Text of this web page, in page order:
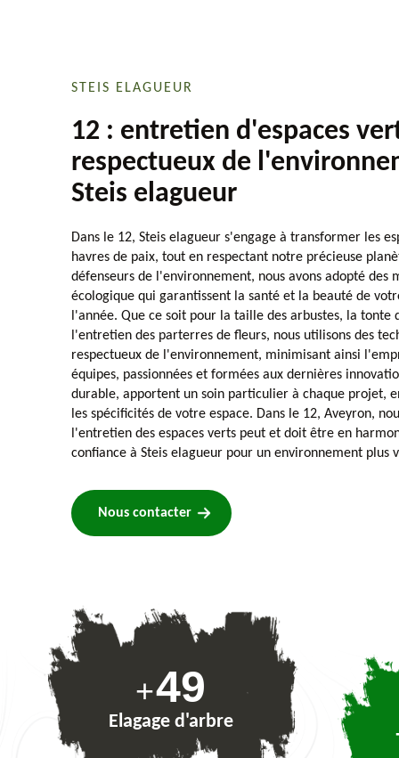
STEIS ELAGUEUR
12 : entretien d'espaces
respectueux de
Steis elagueur
Dans le 12, Steis elagueur s'engage à transformer les
havres de paix, tout en respectant notre précieuse
défenseurs de l'environnement, nous avons adopté des
écologique qui garantissent la santé et la beauté de
l'année. Que ce soit pour la taille des arbustes, la tonte
l'entretien des parterres de fleurs, nous utilisons des
respectueux de l'environnement, minimisant ainsi
équipes, passionnées et formées aux dernières
durable, apportent un soin particulier à chaque projet,
les spécificités de votre espace. Dans le 12, Aveyron,
l'entretien des espaces verts peut et doit être en
confiance à Steis elagueur pour un environnement plus
Nous contacter
+73
Elagage d'arbre